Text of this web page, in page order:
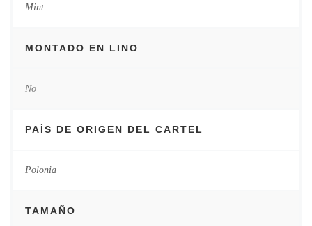
Mint
MONTADO EN LINO
No
PAÍS DE ORIGEN DEL CARTEL
Polonia
TAMAÑO